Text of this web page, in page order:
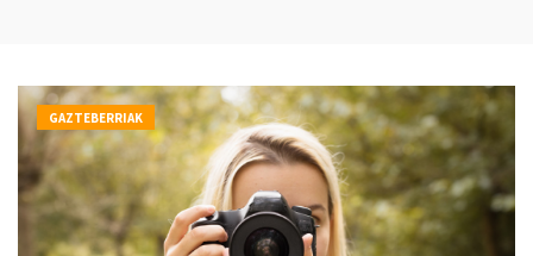
GAZTEBERRIAK